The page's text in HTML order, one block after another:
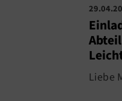
Liebe